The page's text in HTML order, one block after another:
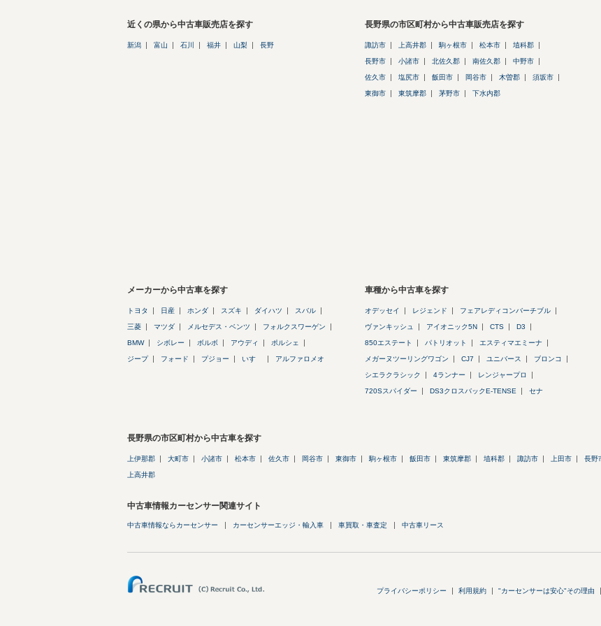
近くの県から中古車販売店を探す
新潟 富山 石川 福井 山梨 長野
長野県の市区町村から中古車販売店を探す
諏訪市 上高井郡 駒ヶ根市 松本市 埴科郡
長野市 小諸市 北佐久郡 南佐久郡 中野市
佐久市 塩尻市 飯田市 岡谷市 木曽郡 須坂市
東御市 東筑摩郡 茅野市 下水内郡
メーカーから中古車を探す
トヨタ 日産 ホンダ スズキ ダイハツ スバル
三菱 マツダ メルセデス・ベンツ フォルクスワーゲン
BMW シボレー ボルボ アウディ ポルシェ
ジープ フォード プジョー いすゞ アルファロメオ
車種から中古車を探す
オデッセイ レジェンド フェアレディコンバーチブル
ヴァンキッシュ アイオニック5N CTS D3
850エステート パトリオット エスティマエミーナ
メガーヌツーリングワゴン CJ7 ユニバース ブロンコ
シエラクラシック 4ランナー レンジャープロ
720Sスパイダー DS3クロスバックE-TENSE セナ
長野県の市区町村から中古車を探す
上伊那郡 大町市 小諸市 松本市 佐久市 岡谷市 東御市 駒ヶ根市 飯田市 東筑摩郡 埴科郡 諏訪市 上田市 長野
上高井郡
中古車情報カーセンサー関連サイト
中古車情報ならカーセンサー カーセンサーエッジ・輸入車 車買取・車査定 中古車リース
プライバシーポリシー 利用規約 "カーセンサーは安心"その理由